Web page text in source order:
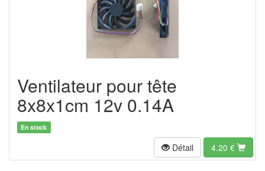
Ventilateur pour tête
8x8x1cm 12v 0.14A
En stock
Détail 4.20 €